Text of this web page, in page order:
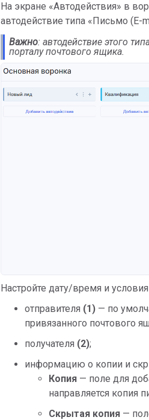
На экране «Автодействия» в
автодействие типа «Письмо (E-
Важно: автодействие этого
порталу почтового ящика.
Настройте дату/время и
отправителя (1) — по
привязанного почтового
получателя (2);
информацию о копии и
Копия — поле для
направляется копия
Скрытая копия —